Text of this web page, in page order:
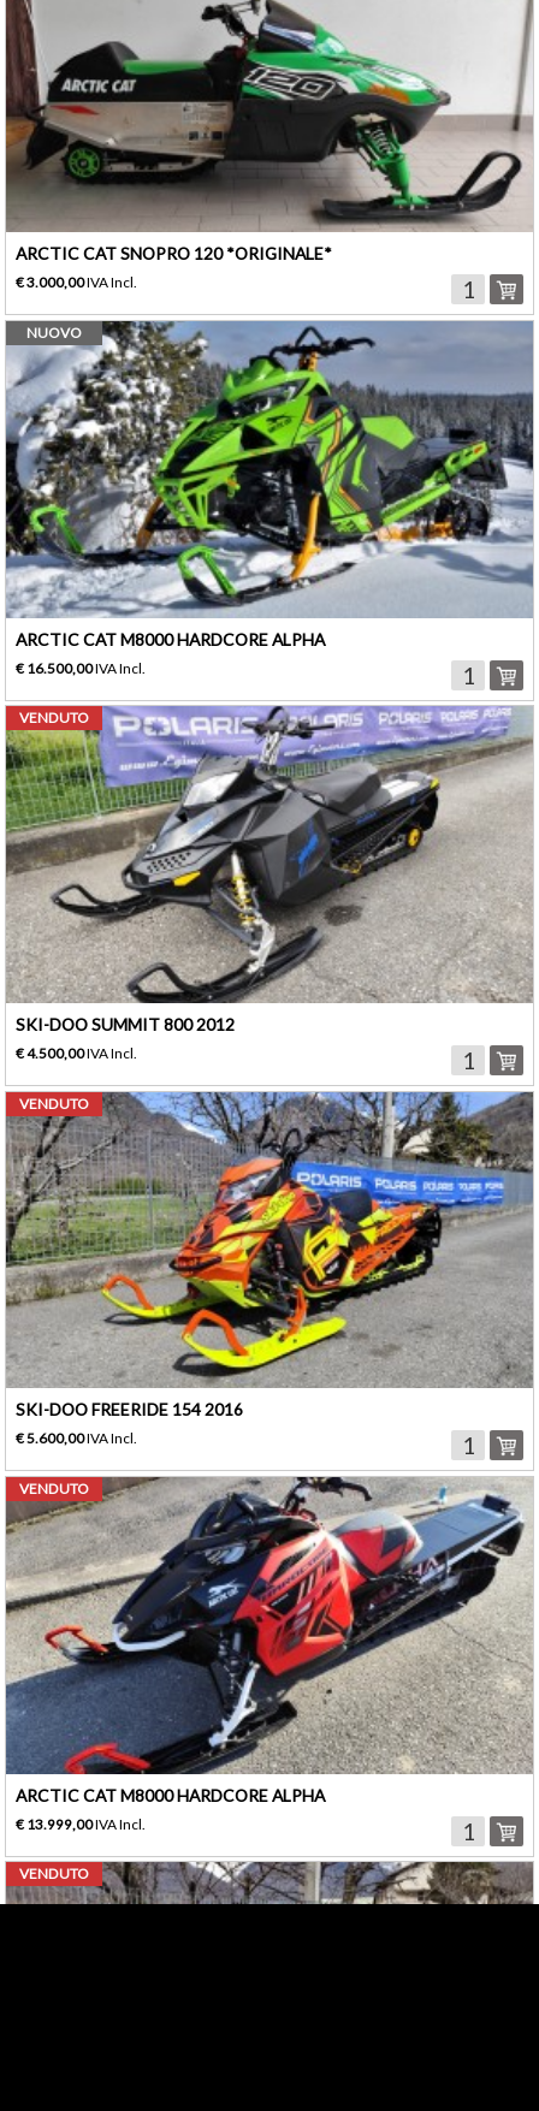
ARCTIC CAT SNOPRO 120 *ORIGINALE*
€ 3.000,00IVA Incl.
ARCTIC CAT M8000 HARDCORE ALPHA
NUOVO
€ 16.500,00IVA Incl.
SKI-DOO SUMMIT 800 2012
VENDUTO
€ 4.500,00IVA Incl.
SKI-DOO FREERIDE 154 2016
VENDUTO
€ 5.600,00IVA Incl.
ARCTIC CAT M8000 HARDCORE ALPHA
VENDUTO
€ 13.999,00IVA Incl.
VENDUTO